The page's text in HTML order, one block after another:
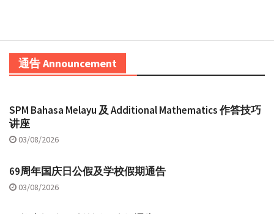
通告 Announcement
SPM Bahasa Melayu 及 Additional Mathematics 作答技巧
讲座
03/08/2026
69周年国庆日公假及学校假期通告
03/08/2026